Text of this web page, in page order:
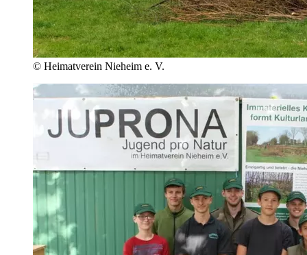
© Heimatverein Nieheim e. V.